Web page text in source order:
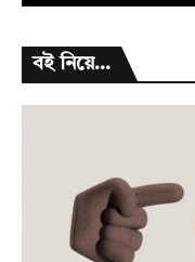
বই নিয়ে...